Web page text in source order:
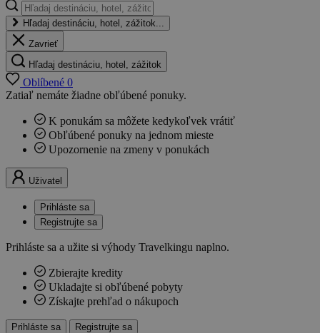
Hľadaj destináciu, hotel, zážitok...
Zavrieť
Hľadaj destináciu, hotel, zážitok
Oblíbené 0
Zatiaľ nemáte žiadne obľúbené ponuky.
K ponukám sa môžete kedykoľvek vrátiť
Obľúbené ponuky na jednom mieste
Upozornenie na zmeny v ponukách
Uživatel
Prihláste sa
Registrujte sa
Prihláste sa a užite si výhody Travelkingu naplno.
Zbierajte kredity
Ukladajte si obľúbené pobyty
Získajte prehľad o nákupoch
Prihláste sa Registrujte sa